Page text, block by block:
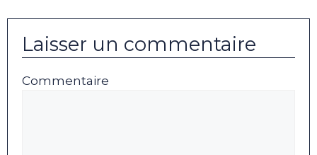
Laisser un commentaire
Commentaire